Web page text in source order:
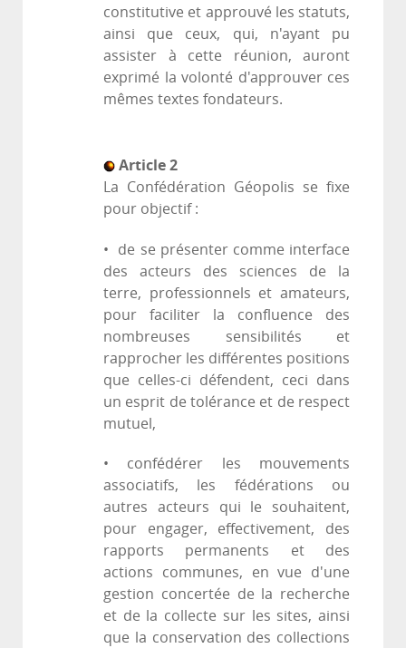
constitutive et approuvé les statuts,
ainsi que ceux, qui, n'ayant pu
assister à cette réunion, auront
exprimé la volonté d'approuver ces
mêmes textes fondateurs.
Article 2
La Confédération Géopolis se fixe
pour objectif :
• de se présenter comme interface
des acteurs des sciences de la
terre, professionnels et amateurs,
pour faciliter la confluence des
nombreuses sensibilités et
rapprocher les différentes positions
que celles-ci défendent, ceci dans
un esprit de tolérance et de respect
mutuel,
• confédérer les mouvements
associatifs, les fédérations ou
autres acteurs qui le souhaitent,
pour engager, effectivement, des
rapports permanents et des
actions communes, en vue d'une
gestion concertée de la recherche
et de la collecte sur les sites, ainsi
que la conservation des collections